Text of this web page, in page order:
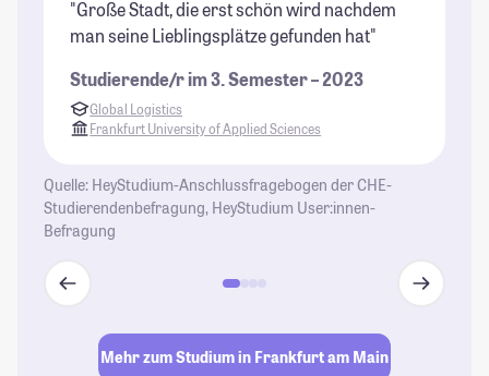
"Große Stadt, die erst schön wird nachdem
man seine Lieblingsplätze gefunden hat"
Studierende/r im 3. Semester – 2023
Global Logistics
Frankfurt University of Applied Sciences
Quelle: HeyStudium-Anschlussfragebogen der CHE-
Studierendenbefragung, HeyStudium User:innen-
Befragung
Mehr zum Studium in Frankfurt am Main